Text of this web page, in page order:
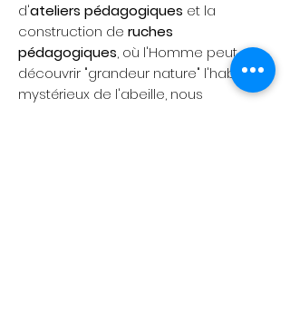
d'ateliers pédagogiques et la
construction de ruches
pédagogiques, où l'Homme peut
découvrir "grandeur nature" l'habitat
mystérieux de l'abeille, nous